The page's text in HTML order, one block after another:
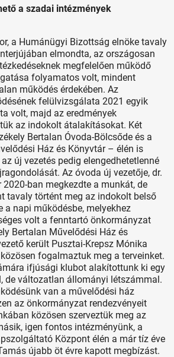
a szadai intézmények
a Humánügyi Bizottság elnöke tavaly
elmondta, az országosan
megfelelően működő
folyamatos volt, mindent
működés érdekében. Az
felülvizsgálata 2021 egyik
volt, majd az eredmények
az indokolt átalakításokat. Két
Bertalan Óvoda-Bölcsőde és a
Ház és Könyvtár – élén is
új vezetés pedig elengedhetetlenné
Az óvoda új vezetője, dr.
2020-ban megkezdte a munkát, de
tavaly történt meg az indokolt belső
a napi működésbe, melyekhez
volt a fenntartó önkormányzat
Bertalan Művelődési Ház és
került Pusztai-Krepsz Mónika
fogalmaztuk meg a terveinket.
ifjúsági klubot alakítottunk ki egy
de változatlan állományi létszámmal.
van a művelődési ház
az önkormányzat rendezvényeit
közösen szerveztük meg az
igen fontos intézményünk, a
Központ élén a már tíz éve
újabb öt évre kapott megbízást.